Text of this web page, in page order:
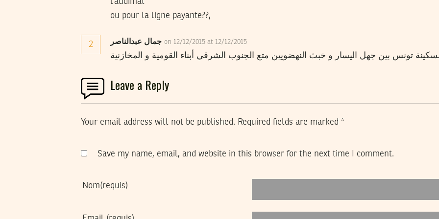
ou pour la ligne payante??,
2 جمال عبدالناصر on 12/12/2015 at 12/12/2015
تونس بين جهل اليسار و خبث النهضويين متع الجنوب الشرقي أبناء القومية و المخازنية
Leave a Reply
Your email address will not be published. Required fields are marked*
Save my name, email, and website in this browser for the next time I comment.
Nom(requis)